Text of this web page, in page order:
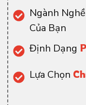
Ngành
Của Bạn
Định Dạng
Lựa Chọn